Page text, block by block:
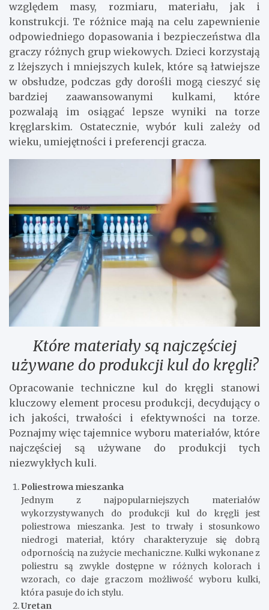
względem masy, rozmiaru, materiału, jak i
konstrukcji. Te różnice mają na celu zapewnienie
odpowiedniego dopasowania i bezpieczeństwa dla
graczy różnych grup wiekowych. Dzieci korzystają
z lżejszych i mniejszych kulek, które są łatwiejsze
w obsłudze, podczas gdy dorośli mogą cieszyć się
bardziej zaawansowanymi kulkami, które
pozwalają im osiągać lepsze wyniki na torze
kręglarskim. Ostatecznie, wybór kuli zależy od
wieku, umiejętności i preferencji gracza.
Które materiały są najczęściej
używane do produkcji kul do kręgli?
Opracowanie techniczne kul do kręgli stanowi
kluczowy element procesu produkcji, decydujący o
ich jakości, trwałości i efektywności na torze.
Poznajmy więc tajemnice wyboru materiałów, które
najczęściej są używane do produkcji tych
niezwykłych kuli.
Poliestrowa mieszanka
Jednym z najpopularniejszych materiałów
wykorzystywanych do produkcji kul do kręgli jest
poliestrowa mieszanka. Jest to trwały i stosunkowo
niedrogi materiał, który charakteryzuje się dobrą
odpornością na zużycie mechaniczne. Kulki wykonane z
poliestru są zwykle dostępne w różnych kolorach i
wzorach, co daje graczom możliwość wyboru kulki,
która pasuje do ich stylu.
Uretan